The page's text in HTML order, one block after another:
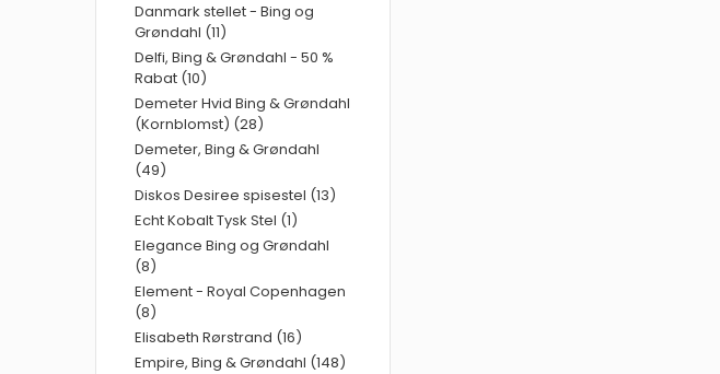
Danmark stellet - Bing og
Grøndahl (11)
Delfi, Bing & Grøndahl - 50 %
Rabat (10)
Demeter Hvid Bing & Grøndahl
(Kornblomst) (28)
Demeter, Bing & Grøndahl
(49)
Diskos Desiree spisestel (13)
Echt Kobalt Tysk Stel (1)
Elegance Bing og Grøndahl
(8)
Element - Royal Copenhagen
(8)
Elisabeth Rørstrand (16)
Empire, Bing & Grøndahl (148)